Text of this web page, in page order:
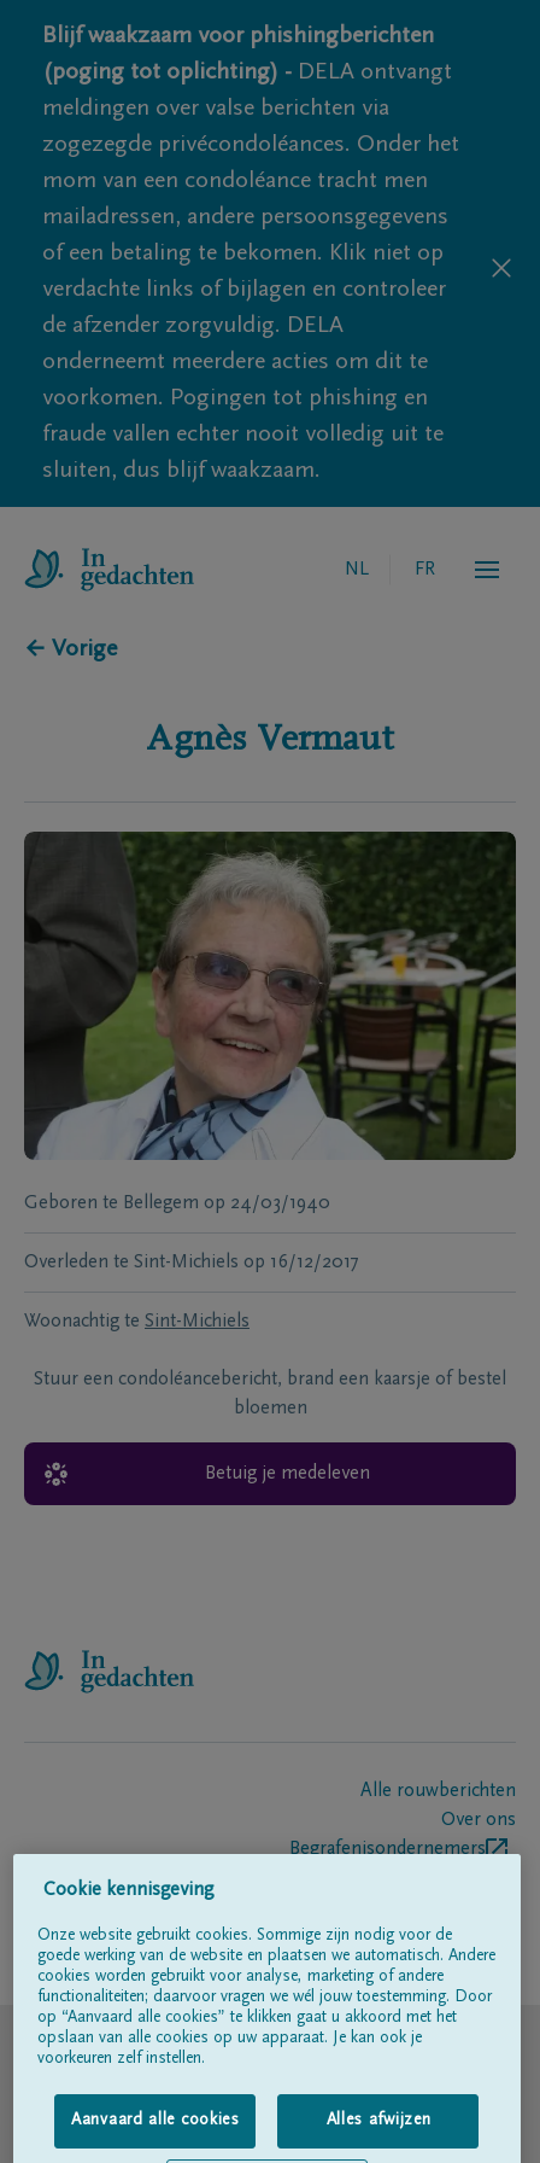
Blijf waakzaam voor phishingberichten
(poging tot oplichting) - DELA ontvangt
meldingen over valse berichten via
zogezegde privécondoléances. Onder het
mom van een condoléance tracht men
mailadressen, andere persoonsgegevens
of een betaling te bekomen. Klik niet op
verdachte links of bijlagen en controleer
de afzender zorgvuldig. DELA
onderneemt meerdere acties om dit te
voorkomen. Pogingen tot phishing en
fraude vallen echter nooit volledig uit te
sluiten, dus blijf waakzaam.
NL FR
← Vorige
Agnès Vermaut
Geboren te Bellegem op 24/03/1940
Overleden te Sint-Michiels op 16/12/2017
Woonachtig te Sint-Michiels
Stuur een condoléancebericht, brand een kaarsje of bestel
bloemen
Betuig je medeleven
Alle rouwberichten
Over ons
Begrafenisondernemers
Volg ons op
© DELA
Gebruiksvoorwaarden
Privacyverklaring
Cookie kennisgeving
Onze website gebruikt cookies. Sommige zijn nodig voor de
goede werking van de website en plaatsen we automatisch. Andere
cookies worden gebruikt voor analyse, marketing of andere
functionaliteiten; daarvoor vragen we wél jouw toestemming. Door
op “Aanvaard alle cookies” te klikken gaat u akkoord met het
opslaan van alle cookies op uw apparaat. Je kan ook je
voorkeuren zelf instellen.
Aanvaard alle cookies Alles afwijzen